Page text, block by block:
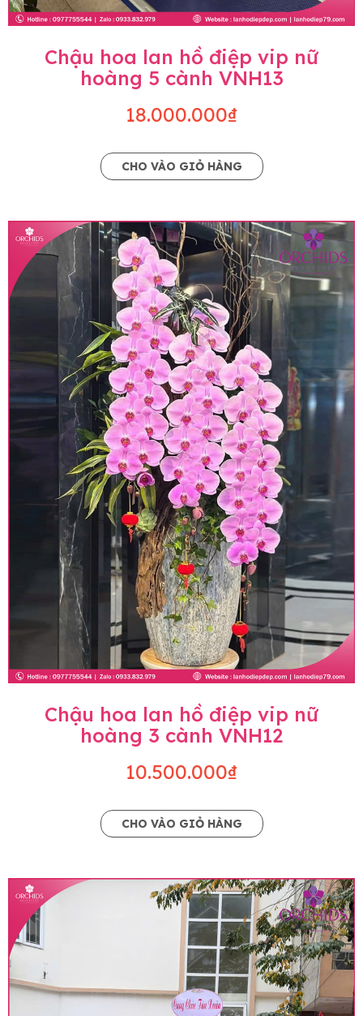
Chậu hoa lan hồ điệp vip nữ
hoàng 5 cành VNH13
18.000.000₫
CHO VÀO GIỎ HÀNG
Chậu hoa lan hồ điệp vip nữ
hoàng 3 cành VNH12
10.500.000₫
CHO VÀO GIỎ HÀNG